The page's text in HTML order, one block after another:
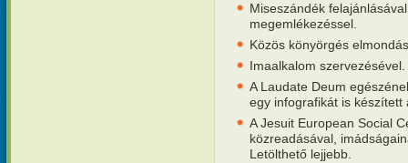
Miseszándék
megemlékezéssel.
Közös könyörgés
Imaalkalom
A Laudate Deum
egy infografikát is készített
A Jesuit European Social
közreadásával,
Letölthető lejjebb.